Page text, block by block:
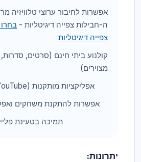
אפשרות לחיבור ערוצי טלוויזיה
ה-חבילות צפייה דיגיטליות -
צפייה דיגיטליות
קולנוע ביתי חינם (סרטים,
מצוירים)
אפליקציות מותקנות (YouTube, דפדפן, רדיו)
אפשרות להתקנת משחקים
תמיכה בטעינת
יתרונות: